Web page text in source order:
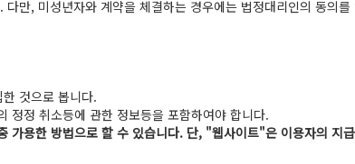
, 미성년자와 계약을 체결하는 경우에는 법정대리인의 동의를
것으로 봅니다.
정 취소등에 관한 정보등을 포함하여야 합니다.
용한 방법으로 할 수 있습니다. 단, "웹사이트"은 이용자의 지급